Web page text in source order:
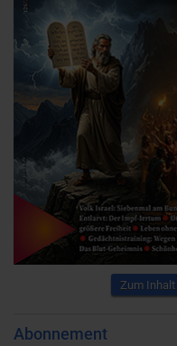
Zum Inhalt
Abonnement